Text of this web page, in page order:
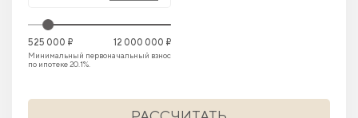
525 000 ₽
12 000 000 ₽
Минимальный первоначальный взнос
по ипотеке 20.1%.